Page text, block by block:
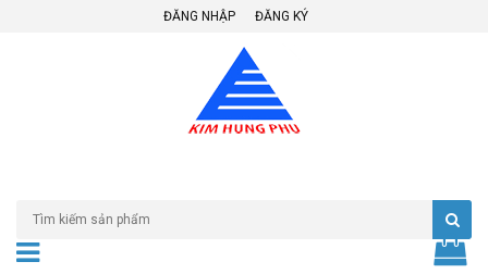
ĐĂNG NHẬP ĐĂNG KÝ